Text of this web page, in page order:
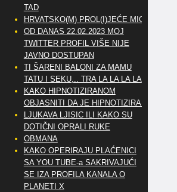
TAD
HRVATSKO(M) PROL(I)JEĆE MIG
OD DANAS 22.02.2023 MOJ
TWITTER PROFIL VIŠE NIJE
JAVNO DOSTUPAN
TI ŠARENI BALONI ZA MAMU
TATU I SEKU,.. TRA LA LA LA LA
KAKO HIPNOTIZIRANOM
OBJASNITI DA JE HIPNOTIZIRAN
LJUKAVA LJISIC ILI KAKO SU
DOTIČNI OPRALI RUKE
OBMANA
KAKO OPERIRAJU PLAĆENICI
SA YOU TUBE-a SAKRIVAJUĆI
SE IZA PROFILA KANALA O
PLANETI X